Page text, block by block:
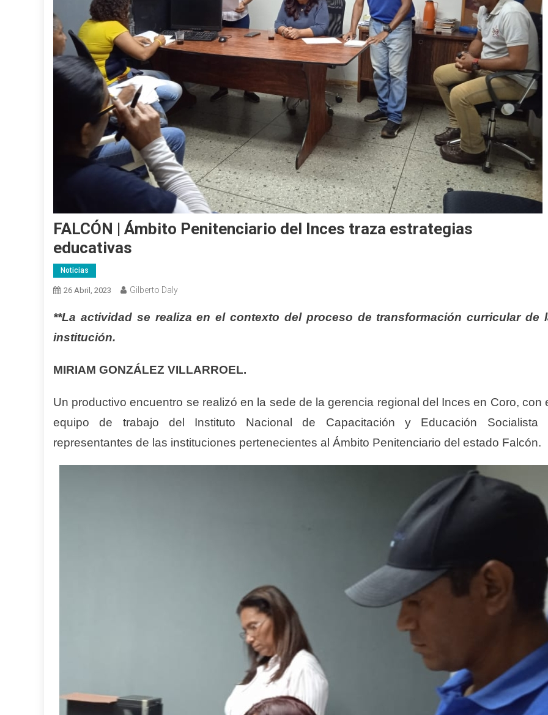
FALCÓN | Ámbito Penitenciario del Inces traza estrategias
educativas
Noticias
26 Abril, 2023 Gilberto Daly
**La actividad se realiza en el contexto del proceso de transformación curricular de
institución.
MIRIAM GONZÁLEZ VILLARROEL.
Un productivo encuentro se realizó en la sede de la gerencia regional del Inces en Coro, con
equipo de trabajo del Instituto Nacional de Capacitación y Educación Socialista
representantes de las instituciones pertenecientes al Ámbito Penitenciario del estado Falcón.